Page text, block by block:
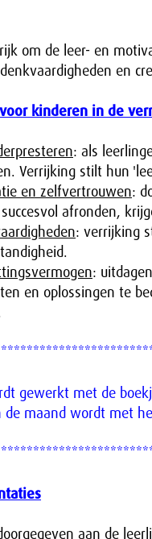
om de leer- en
en
kinderen in de
: als
Verrijking stilt hun
en zelfvertrouwen:
afronden,
: verrijking
:
en oplossingen te
gewerkt met de
de maand wordt met
aan de